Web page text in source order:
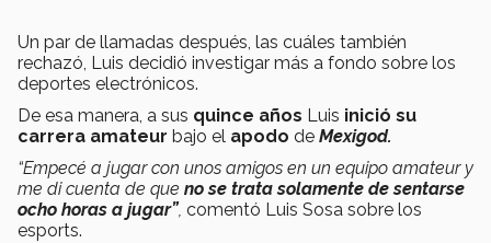
Un par de llamadas después, las cuáles también
rechazó, Luis decidió investigar más a fondo sobre los
deportes electrónicos.
De esa manera, a sus quince años Luis inició su
carrera amateur bajo el apodo de Mexigod.
“Empecé a jugar con unos amigos en un equipo amateur y
me di cuenta de que no se trata solamente de sentarse
ocho horas a jugar”, comentó Luis Sosa sobre los
esports.